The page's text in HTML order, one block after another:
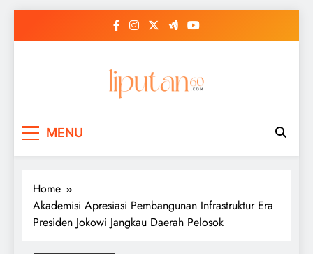
MENU
Home
Akademisi Apresiasi Pembangunan Infrastruktur Era
Presiden Jokowi Jangkau Daerah Pelosok